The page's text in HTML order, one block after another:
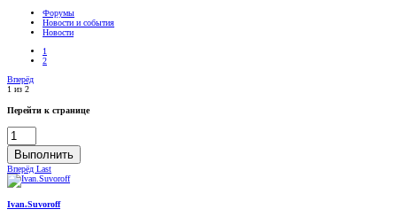
Форумы
Новости и события
Новости
1
2
Вперёд
1 из 2
Перейти к странице
Выполнить
Вперёд Last
Ivan.Suvoroff